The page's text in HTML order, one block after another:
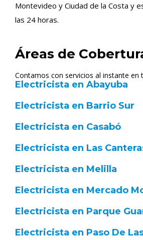
Montevideo y Ciudad de la Costa y
las 24 horas.
Áreas de
Contamos con servicios al instante en
Electricista en Abayuba
Electricista en Barrio Sur
Electricista en Casabó
Electricista en Las
Electricista en Melilla
Electricista en Mercado
Electricista en Parque
Electricista en Paso De